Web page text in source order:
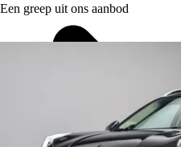
Een greep uit ons aanbod